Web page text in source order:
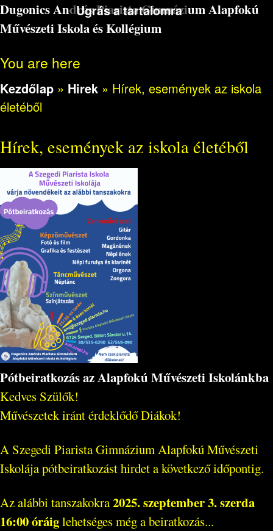
Ugrás a tartalomra
Dugonics András Piarista Gimnázium Alapfokú
Művészeti Iskola és Kollégium
You are here
Kezdőlap » Hirek » Hírek, események az iskola
életéből
Hírek, események az iskola életéből
Pótbeiratkozás az Alapfokú Művészeti Iskolánkba
Kedves Szülők!
Művészetek iránt érdeklődő Diákok!
A Szegedi Piarista Gimnázium Alapfokú Művészeti
Iskolája pótbeiratkozást hirdet a következő időpontig.
Az alábbi tanszakokra2025. szeptember 3. szerda
16:00 óráiglehetséges még a beiratkozás...